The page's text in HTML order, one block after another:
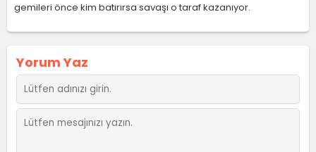
gemileri önce kim batırırsa savaşı o taraf kazanıyor.
Yorum Yaz